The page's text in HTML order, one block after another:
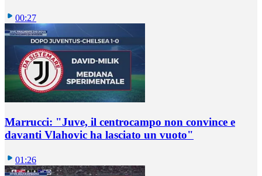
00:27
Marrucci: "Juve, il centrocampo non convince e
davanti Vlahovic ha lasciato un vuoto"
01:26